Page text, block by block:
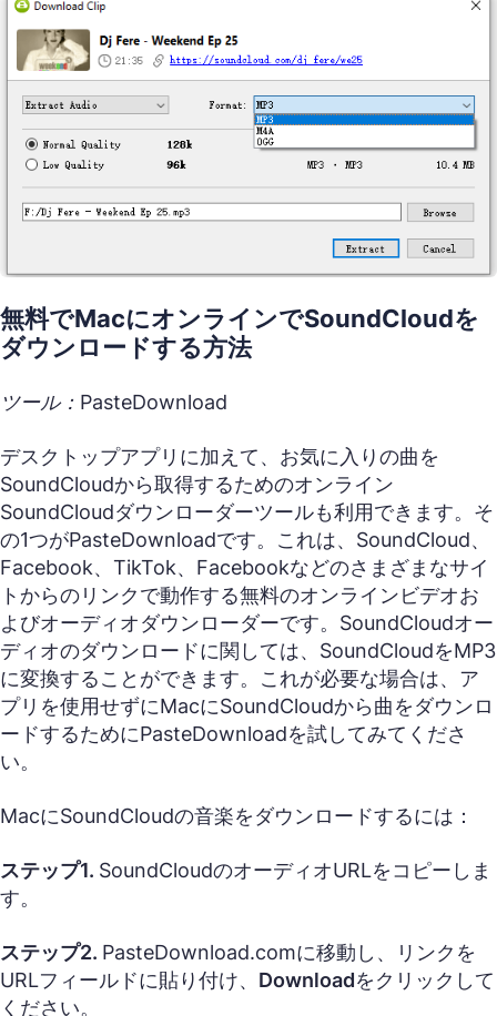
無料でMacにオンラインでSoundCloudを
ダウンロードする方法
ツール：PasteDownload
デスクトップアプリに加えて、お気に入りの曲を
SoundCloudから取得するためのオンライン
SoundCloudダウンローダーツールも利用できます。そ
の1つがPasteDownloadです。これは、SoundCloud、
Facebook、TikTok、Facebookなどのさまざまなサイ
トからのリンクで動作する無料のオンラインビデオお
よびオーディオダウンローダーです。SoundCloudオー
ディオのダウンロードに関しては、SoundCloudをMP3
に変換することができます。これが必要な場合は、ア
プリを使用せずにMacにSoundCloudから曲をダウンロ
ードするためにPasteDownloadを試してみてくださ
い。
MacにSoundCloudの音楽をダウンロードするには：
ステップ1. SoundCloudのオーディオURLをコピーしま
す。
ステップ2. PasteDownload.comに移動し、リンクを
URLフィールドに貼り付け、 Downloadをクリックして
ください。